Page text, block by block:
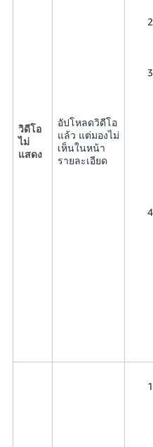
วิดีโอ
ไม่
แสดง
อัปโหลดวิดีโอ
แล้ว แต่มองไม่
เห็นในหน้า
รายละเอียด